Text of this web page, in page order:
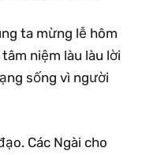
ta mừng lễ hôm
niệm làu làu lời
sống vì người
Các Ngài cho